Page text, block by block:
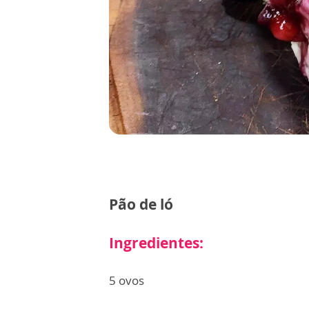
Pão de ló
Ingredientes:
5 ovos